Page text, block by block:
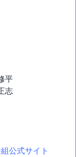
平
志
公式サイト